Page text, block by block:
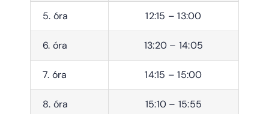
5. óra 12:15 – 13:00
6. óra 13:20 – 14:05
7. óra 14:15 – 15:00
8. óra 15:10 – 15:55